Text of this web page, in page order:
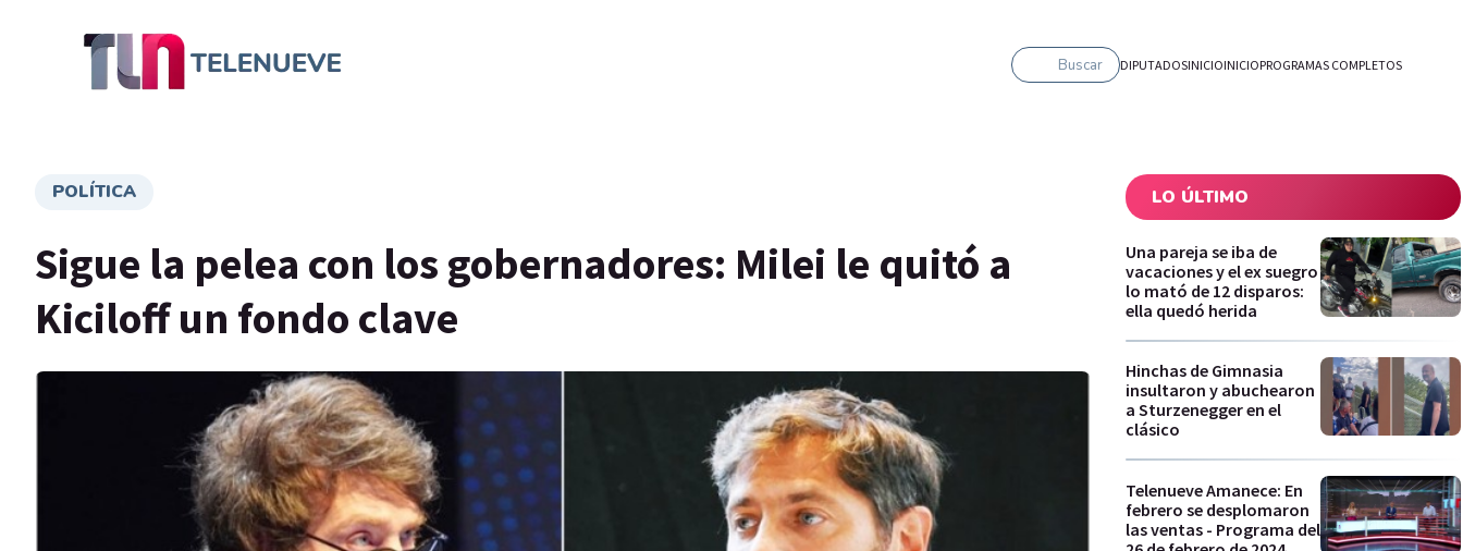
Buscar DIPUTADOSINICIOINICIOPROGRAMAS COMPLETOS
POLÍTICA
Sigue la pelea con los gobernadores: Milei le quitó a
Kiciloff un fondo clave
LO ÚLTIMO
Una pareja se iba de
vacaciones y el ex suegro
lo mató de 12 disparos:
ella quedó herida
Hinchas de Gimnasia
insultaron y abuchearon
a Sturzenegger en el
clásico
Telenueve Amanece: En
febrero se desplomaron
las ventas - Programa del